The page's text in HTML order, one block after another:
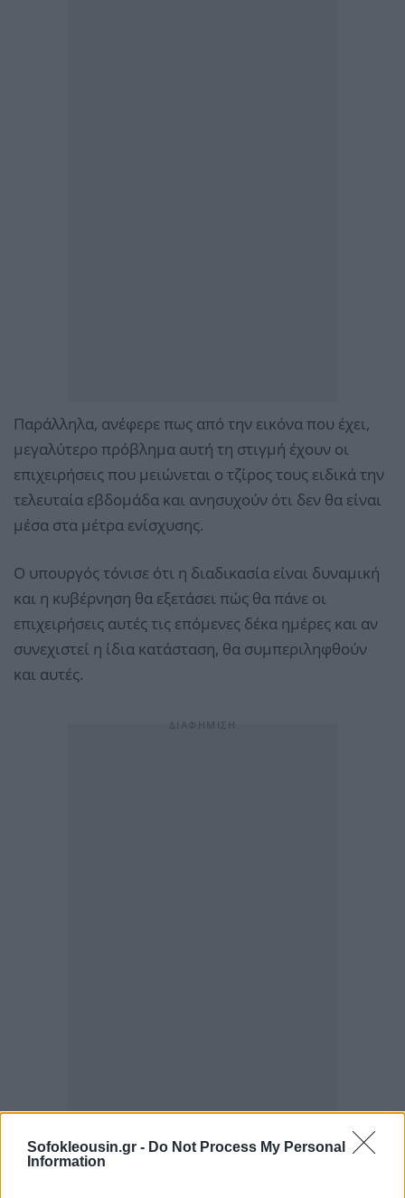
Sofokleousin.gr - Do Not Process My Personal
Information
Παράλληλα, ανέφερε πως από την εικόνα που έχει,
μεγαλύτερο πρόβλημα αυτή τη στιγμή έχουν οι
επιχειρήσεις που μειώνεται ο τζίρος τους ειδικά την
τελευταία εβδομάδα και ανησυχούν ότι δεν θα είναι
μέσα στα μέτρα ενίσχυσης.
Ο υπουργός τόνισε ότι η διαδικασία είναι δυναμική
και η κυβέρνηση θα εξετάσει πώς θα πάνε οι
επιχειρήσεις αυτές τις επόμενες δέκα ημέρες και αν
συνεχιστεί η ίδια κατάσταση, θα συμπεριληφθούν
και αυτές.